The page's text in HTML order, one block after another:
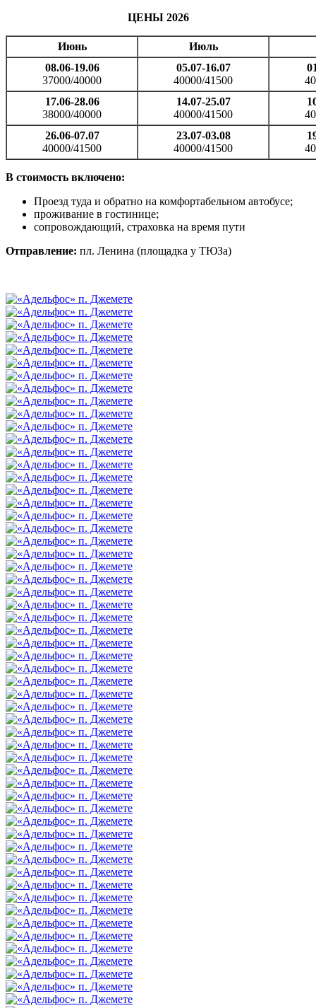
ЦЕНЫ 2026
Июнь
Июль
08.06-19.06
37000/40000
05.07-16.07
40000/41500
17.06-28.06
38000/40000
14.07-25.07
40000/41500
26.06-07.07
40000/41500
23.07-03.08
40000/41500
В стоимость включено:
Проезд туда и обратно на комфортабельном автобусе;
проживание в гостинице;
сопровождающий, страховка на время пути
Отправление: пл. Ленина (площадка у ТЮЗа)